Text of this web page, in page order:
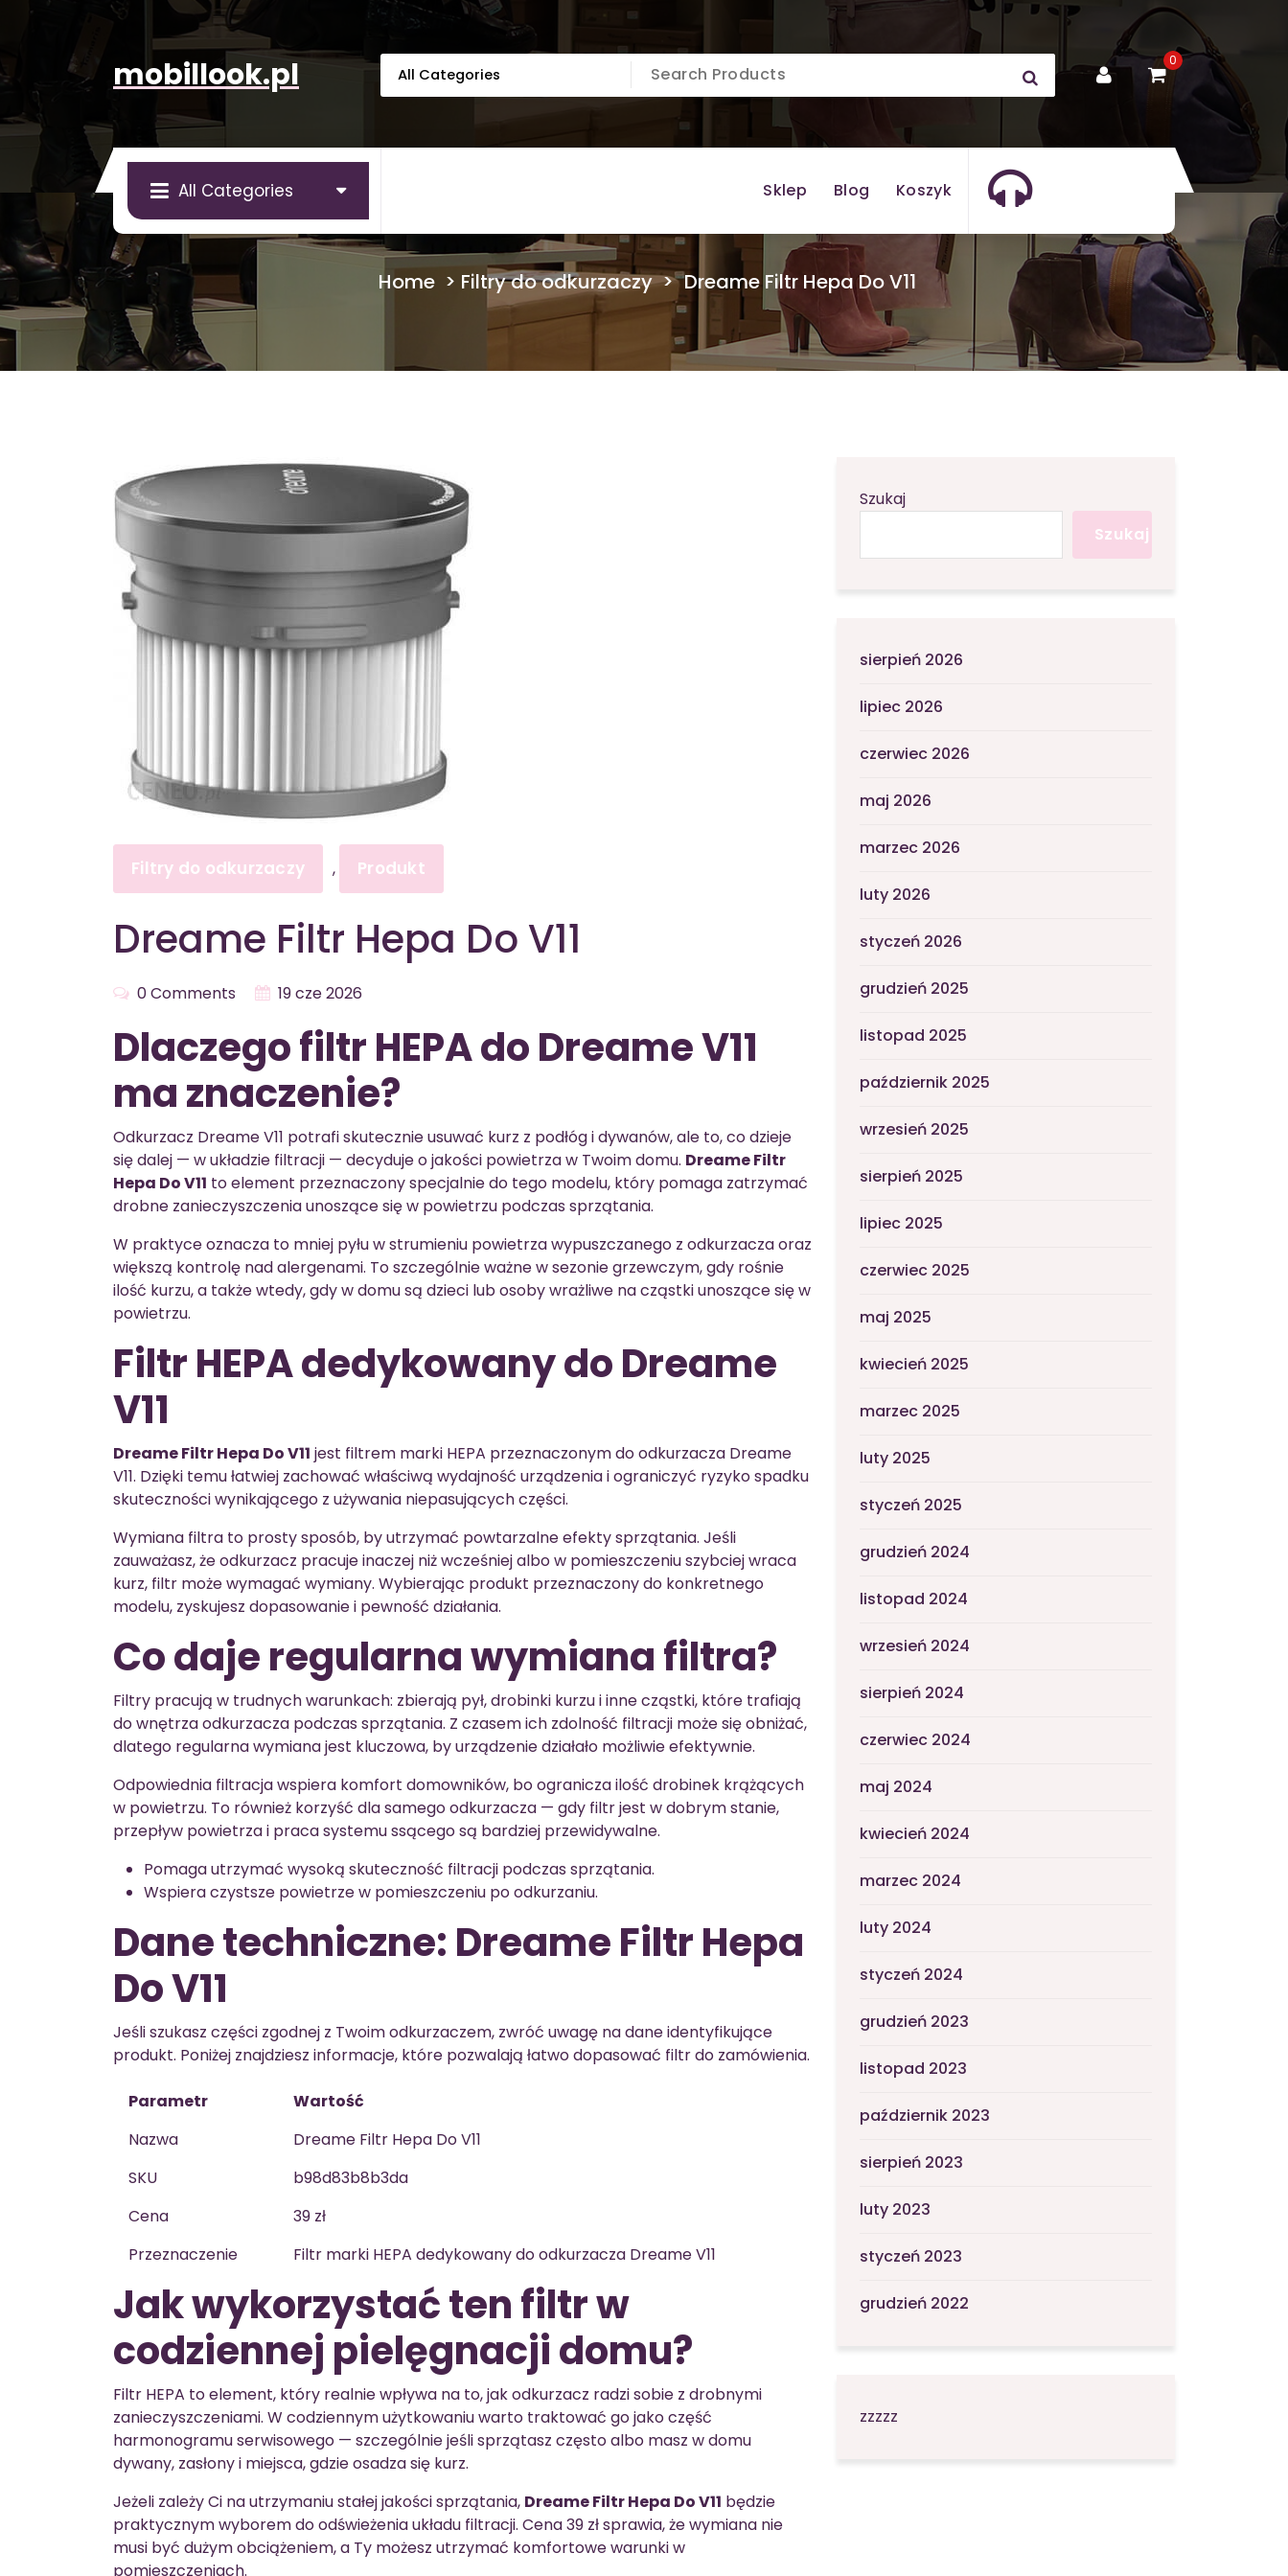
mobillook.pl 0
All Categories Sklep Blog Koszyk
Home> Filtry do odkurzaczy> Dreame Filtr Hepa Do V11
Filtry do odkurzaczy , Produkt
Dreame Filtr Hepa Do V11
0 Comments 19 cze 2026
Dlaczego filtr HEPA do Dreame V11
ma znaczenie?
Odkurzacz Dreame V11 potrafi skutecznie usuwać kurz z podłóg i dywanów, ale to, co dzieje
się dalej — w układzie filtracji — decyduje o jakości powietrza w Twoim domu. Dreame Filtr
Hepa Do V11 to element przeznaczony specjalnie do tego modelu, który pomaga zatrzymać
drobne zanieczyszczenia unoszące się w powietrzu podczas sprzątania.
W praktyce oznacza to mniej pyłu w strumieniu powietrza wypuszczanego z odkurzacza oraz
większą kontrolę nad alergenami. To szczególnie ważne w sezonie grzewczym, gdy rośnie
ilość kurzu, a także wtedy, gdy w domu są dzieci lub osoby wrażliwe na cząstki unoszące się w
powietrzu.
Filtr HEPA dedykowany do Dreame
V11
Dreame Filtr Hepa Do V11 jest filtrem marki HEPA przeznaczonym do odkurzacza Dreame
V11. Dzięki temu łatwiej zachować właściwą wydajność urządzenia i ograniczyć ryzyko spadku
skuteczności wynikającego z używania niepasujących części.
Wymiana filtra to prosty sposób, by utrzymać powtarzalne efekty sprzątania. Jeśli
zauważasz, że odkurzacz pracuje inaczej niż wcześniej albo w pomieszczeniu szybciej wraca
kurz, filtr może wymagać wymiany. Wybierając produkt przeznaczony do konkretnego
modelu, zyskujesz dopasowanie i pewność działania.
Co daje regularna wymiana filtra?
Filtry pracują w trudnych warunkach: zbierają pył, drobinki kurzu i inne cząstki, które trafiają
do wnętrza odkurzacza podczas sprzątania. Z czasem ich zdolność filtracji może się obniżać,
dlatego regularna wymiana jest kluczowa, by urządzenie działało możliwie efektywnie.
Odpowiednia filtracja wspiera komfort domowników, bo ogranicza ilość drobinek krążących
w powietrzu. To również korzyść dla samego odkurzacza — gdy filtr jest w dobrym stanie,
przepływ powietrza i praca systemu ssącego są bardziej przewidywalne.
Pomaga utrzymać wysoką skuteczność filtracji podczas sprzątania.
Wspiera czystsze powietrze w pomieszczeniu po odkurzaniu.
Dane techniczne: Dreame Filtr Hepa
Do V11
Jeśli szukasz części zgodnej z Twoim odkurzaczem, zwróć uwagę na dane identyfikujące
produkt. Poniżej znajdziesz informacje, które pozwalają łatwo dopasować filtr do zamówienia.
Parametr
Wartość
Nazwa
Dreame Filtr Hepa Do V11
SKU
b98d83b8b3da
Cena
39 zł
Przeznaczenie
Filtr marki HEPA dedykowany do odkurzacza Dreame V11
Jak wykorzystać ten filtr w
codziennej pielęgnacji domu?
Filtr HEPA to element, który realnie wpływa na to, jak odkurzacz radzi sobie z drobnymi
zanieczyszczeniami. W codziennym użytkowaniu warto traktować go jako część
harmonogramu serwisowego — szczególnie jeśli sprzątasz często albo masz w domu
dywany, zasłony i miejsca, gdzie osadza się kurz.
Jeżeli zależy Ci na utrzymaniu stałej jakości sprzątania, Dreame Filtr Hepa Do V11 będzie
praktycznym wyborem do odświeżenia układu filtracji. Cena 39 zł sprawia, że wymiana nie
musi być dużym obciążeniem, a Ty możesz utrzymać komfortowe warunki w
pomieszczeniach.
Szukaj
Szukaj
sierpień 2026
lipiec 2026
czerwiec 2026
maj 2026
marzec 2026
luty 2026
styczeń 2026
grudzień 2025
listopad 2025
październik 2025
wrzesień 2025
sierpień 2025
lipiec 2025
czerwiec 2025
maj 2025
kwiecień 2025
marzec 2025
luty 2025
styczeń 2025
grudzień 2024
listopad 2024
wrzesień 2024
sierpień 2024
czerwiec 2024
maj 2024
kwiecień 2024
marzec 2024
luty 2024
styczeń 2024
grudzień 2023
listopad 2023
październik 2023
sierpień 2023
luty 2023
styczeń 2023
grudzień 2022
zzzzz